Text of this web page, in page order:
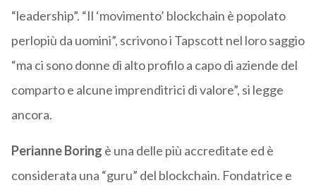
“leadership”. “Il ‘movimento’ blockchain è popolato
perlopiù da uomini”, scrivono i Tapscott nel loro saggio
“ma ci sono donne di alto profilo a capo di aziende del
comparto e alcune imprenditrici di valore”, si legge
ancora.
Perianne Boring è una delle più accreditate ed è
considerata una “guru” del blockchain. Fondatrice e